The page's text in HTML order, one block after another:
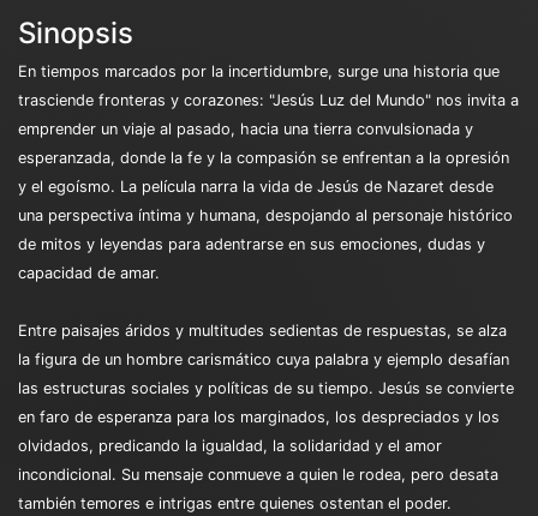
Sinopsis
En tiempos marcados por la incertidumbre, surge una historia que
trasciende fronteras y corazones: "Jesús Luz del Mundo" nos invita a
emprender un viaje al pasado, hacia una tierra convulsionada y
esperanzada, donde la fe y la compasión se enfrentan a la opresión
y el egoísmo. La película narra la vida de Jesús de Nazaret desde
una perspectiva íntima y humana, despojando al personaje histórico
de mitos y leyendas para adentrarse en sus emociones, dudas y
capacidad de amar.
Entre paisajes áridos y multitudes sedientas de respuestas, se alza
la figura de un hombre carismático cuya palabra y ejemplo desafían
las estructuras sociales y políticas de su tiempo. Jesús se convierte
en faro de esperanza para los marginados, los despreciados y los
olvidados, predicando la igualdad, la solidaridad y el amor
incondicional. Su mensaje conmueve a quien le rodea, pero desata
también temores e intrigas entre quienes ostentan el poder.